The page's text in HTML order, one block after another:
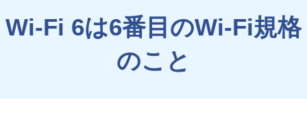
Wi-Fi 6は6番目のWi-Fi規格
のこと